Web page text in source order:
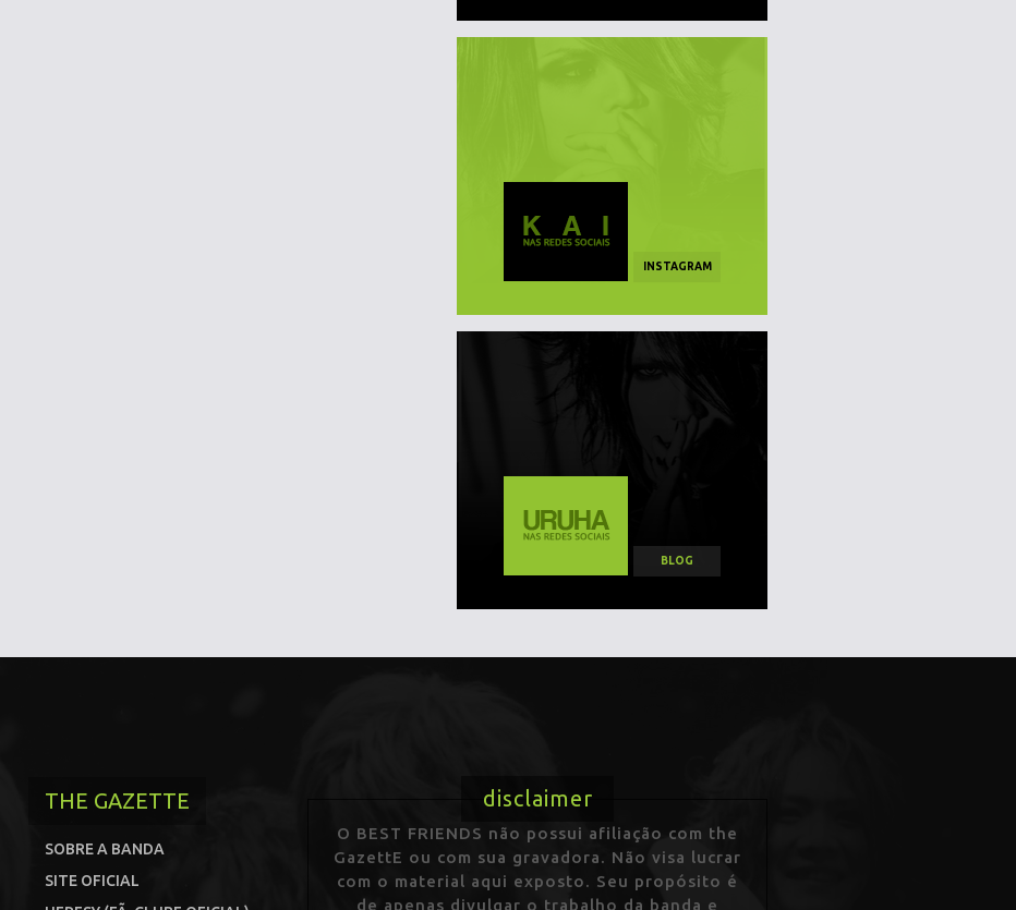
INSTAGRAM
BLOG
THE GAZETTE
SOBRE A BANDA
SITE OFICIAL
disclaimer
O BEST FRIENDS não possui afiliação com the
GazettE ou com sua gravadora. Não visa lucrar
com o material aqui exposto. Seu propósito é
de apenas divulgar o trabalho da banda e